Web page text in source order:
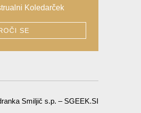
Koledarček
SE
Smiljič s.p. – SGEEK.SI